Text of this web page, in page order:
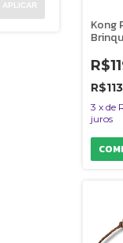
APLICAR
Kong
e
3 x de
juros